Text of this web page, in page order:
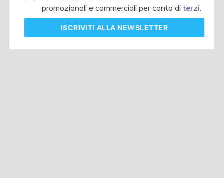
promozionali e commerciali per conto diterzi.
ISCRIVITI ALLA NEWSLETTER